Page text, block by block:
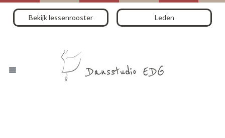
Bekijk lessenrooster Leden